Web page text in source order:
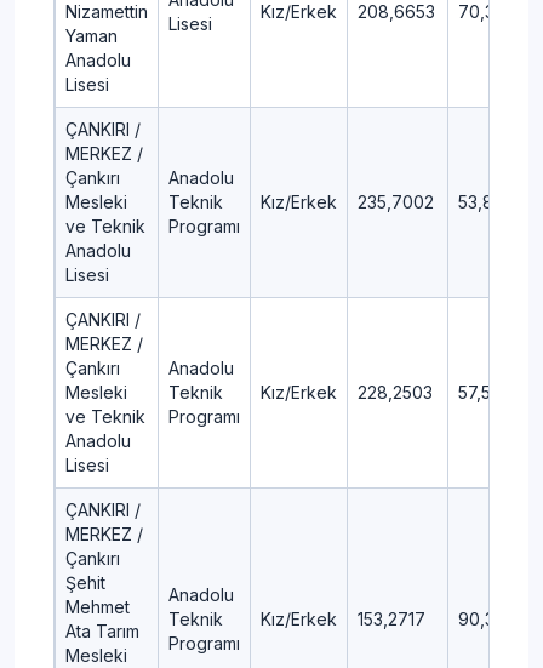
Nizamettin
Yaman
Anadolu
Lisesi
Lisesi
Kız/Erkek 208,6653 70,36
ÇANKIRI /
MERKEZ /
Çankırı
Mesleki
ve Teknik
Anadolu
Lisesi
Anadolu
Teknik
Programı
Kız/Erkek 235,7002 53,8
ÇANKIRI /
MERKEZ /
Çankırı
Mesleki
ve Teknik
Anadolu
Lisesi
Anadolu
Teknik
Programı
Kız/Erkek 228,2503 57,54
ÇANKIRI /
MERKEZ /
Çankırı
Şehit
Mehmet
Ata Tarım
Mesleki
Anadolu
Teknik
Programı
Kız/Erkek 153,2717 90,38